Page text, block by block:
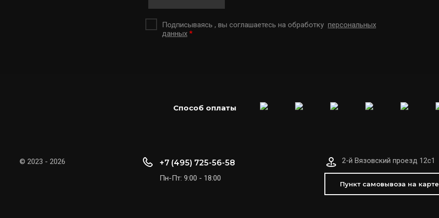
Подписываясь , вы соглашаетесь на обработку персональных
данных *
Способ оплаты
© 2023 - 2026 +7 (495) 725-56-58
Пн-Пт: 9:00 - 18:00
2-й Вязовский проезд 12с1
Пункт самовывоза на карте